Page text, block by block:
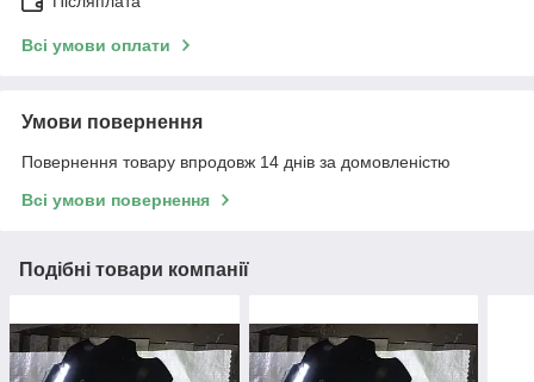
Всі умови оплати
Умови повернення
Повернення товару впродовж 14 днів за домовленістю
Всі умови повернення
Подібні товари компанії